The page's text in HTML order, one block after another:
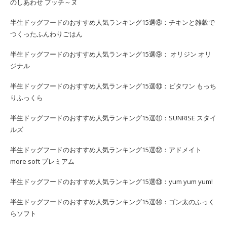
のしあわせ プッチ～ヌ
半生ドッグフードのおすすめ人気ランキング15選⑧：チキンと雑穀で
つくったふんわりごはん
半生ドッグフードのおすすめ人気ランキング15選⑨： オリジン オリ
ジナル
半生ドッグフードのおすすめ人気ランキング15選⑩：ビタワン もっち
りふっくら
半生ドッグフードのおすすめ人気ランキング15選⑪：SUNRISE スタイ
ルズ
半生ドッグフードのおすすめ人気ランキング15選⑫：アドメイト
more soft プレミアム
半生ドッグフードのおすすめ人気ランキング15選⑬：yum yum yum!
半生ドッグフードのおすすめ人気ランキング15選⑭：ゴン太のふっく
らソフト